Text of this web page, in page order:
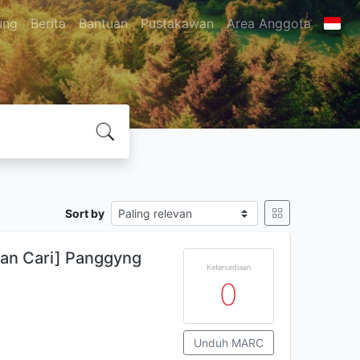
Berita Bantuan Pustakawan Area Anggota
Sort by
Cari] Panggyng Ketersediaan
0
Unduh MARC